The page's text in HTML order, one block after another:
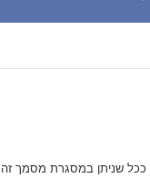
שניתן במסגרת מסמך זה,